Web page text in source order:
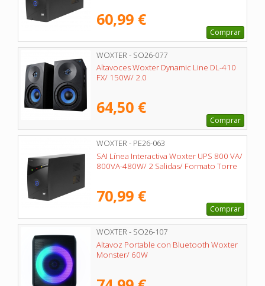
60,99 €
Comprar
WOXTER - SO26-077
Altavoces Woxter Dynamic Line DL-410
FX/ 150W/ 2.0
64,50 €
Comprar
WOXTER - PE26-063
SAI Línea Interactiva Woxter UPS 800 VA/
800VA-480W/ 2 Salidas/ Formato Torre
70,99 €
Comprar
WOXTER - SO26-107
Altavoz Portable con Bluetooth Woxter
Monster/ 60W